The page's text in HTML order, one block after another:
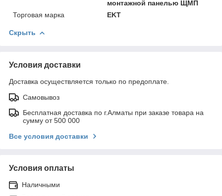
монтажной панелью ЩМП
Торговая марка
EKT
Скрыть
Условия доставки
Доставка осуществляется только по предоплате.
Самовывоз
Бесплатная доставка по г.Алматы при заказе товара на
сумму от 500 000
Все условия доставки
Условия оплаты
Наличными